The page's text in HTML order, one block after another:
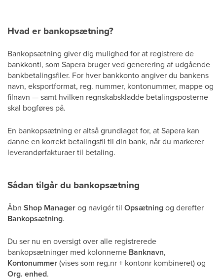
Hvad er bankopsætning?
Bankopsætning giver dig mulighed for at registrere de
bankkonti, som Sapera bruger ved generering af udgående
bankbetalingsfiler. For hver bankkonto angiver du bankens
navn, eksportformat, reg. nummer, kontonummer, mappe og
filnavn — samt hvilken regnskabskladde betalingsposterne
skal bogføres på.
En bankopsætning er altså grundlaget for, at Sapera kan
danne en korrekt betalingsfil til din bank, når du markerer
leverandørfakturaer til betaling.
Sådan tilgår du bankopsætning
Åbn Shop Managerog navigér til Opsætningog derefter
Bankopsætning.
Du ser nu en oversigt over alle registrerede
bankopsætninger med kolonnerne Banknavn,
Kontonummer(vises som reg.nr + kontonr kombineret) og
Org. enhed.